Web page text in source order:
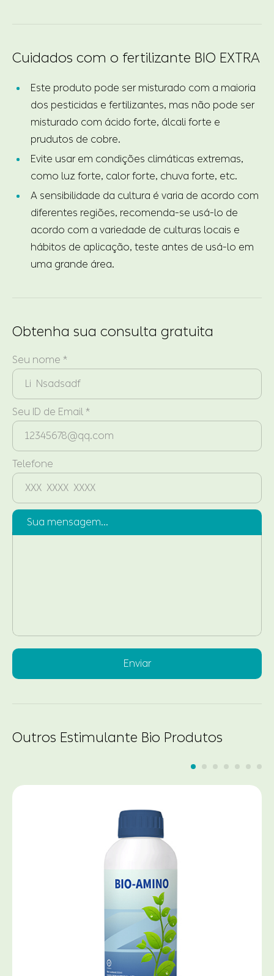
Cuidados com o fertilizante BIO EXTRA
Este produto pode ser misturado com a maioria
dos pesticidas e fertilizantes, mas não pode ser
misturado com ácido forte, álcali forte e
prudutos de cobre.
Evite usar em condições climáticas extremas,
como luz forte, calor forte, chuva forte, etc.
A sensibilidade da cultura é varia de acordo com
diferentes regiões, recomenda-se usá-lo de
acordo com a variedade de culturas locais e
hábitos de aplicação, teste antes de usá-lo em
uma grande área.
Obtenha sua consulta gratuita
Seu nome *
Seu ID de Email *
Telefone
Sua mensagem...
Enviar
Outros Estimulante Bio Produtos